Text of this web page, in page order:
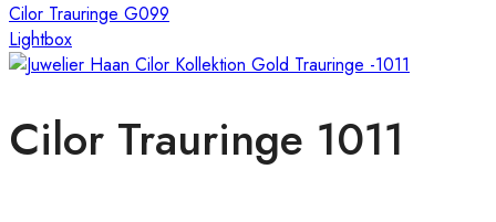
Cilor Trauringe G099
Lightbox
Cilor Trauringe 1011